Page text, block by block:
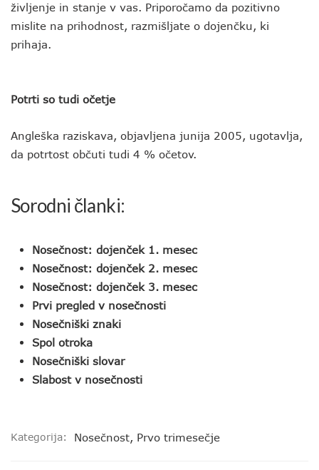
življenje in stanje v vas. Priporočamo da pozitivno
mislite na prihodnost, razmišljate o dojenčku, ki
prihaja.
Potrti so tudi očetje
Angleška raziskava, objavljena junija 2005, ugotavlja,
da potrtost občuti tudi 4 % očetov.
Sorodni članki:
Nosečnost: dojenček 1. mesec
Nosečnost: dojenček 2. mesec
Nosečnost: dojenček 3. mesec
Prvi pregled v nosečnosti
Nosečniški znaki
Spol otroka
Nosečniški slovar
Slabost v nosečnosti
Kategorija: Nosečnost, Prvo trimesečje